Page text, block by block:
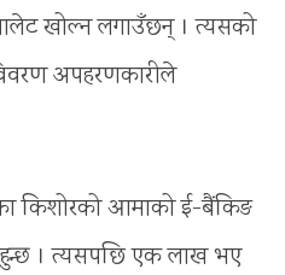
खोल्न लगाउँछन् । त्यसको
अपहरणकारीले
किशोरको आमाको ई-बैंकिङ
हुन्छ । त्यसपछि एक लाख भए